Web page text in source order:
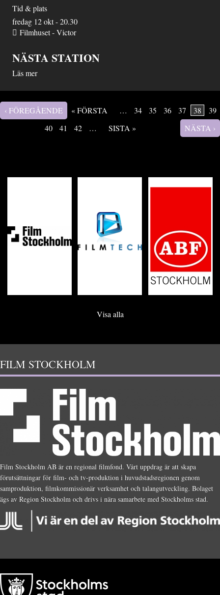
Tid & plats
fredag 12 okt - 20.30
Filmhuset - Victor
NÄSTA STATION
Läs mer
Sidor
« FÖRSTA
‹ FÖREGÅENDE … 34 35 36 37 38
39
40
41 42 … NÄSTA ›
SISTA »
Visa alla
FILM STOCKHOLM
Film Stockholm AB är en regional filmfond. Vårt uppdrag är att skapa
förutsättningar för film- och tv-produktion i huvudstadsregionen genom
samproduktion, filmkommissionär verksamhet och talangutveckling. Bolaget
ägs av Region Stockholm och drivs i nära samarbete med Stockholms stad.